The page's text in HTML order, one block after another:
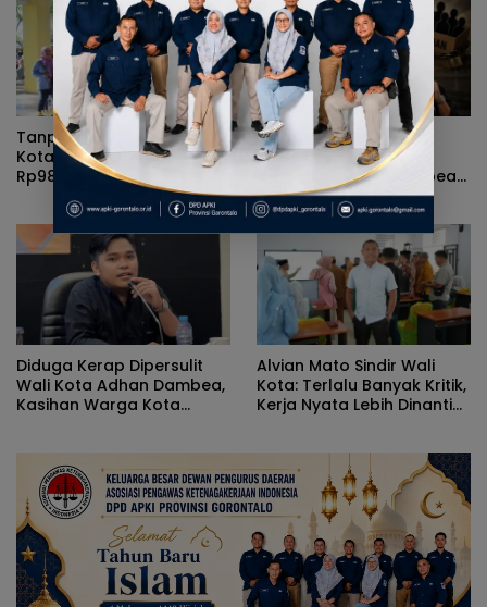
Tanpa Kehadiran Wali
Kota, Pemprov Salurkan
Rp987 Juta Kepada 395
Pelaku UMKM Kota
Gorontalo
Rizal Agu Sarankan Sri
Darsianti Tuna Tegur
Walikota Adhan Dambea
Ketimbang Dinas
Kumperindag Pemprov
Gorontalo
Diduga Kerap Dipersulit
Wali Kota Adhan Dambea,
Kasihan Warga Kota
Alvian Mato Sindir Wali
Kota: Terlalu Banyak Kritik,
Kerja Nyata Lebih Dinanti